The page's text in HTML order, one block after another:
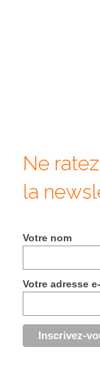
Ne
la
Votre nom
Votre adresse